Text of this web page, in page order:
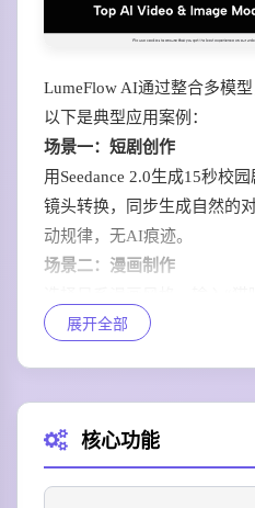
LumeFlow AI通过整合多模
以下是典型应用案例：
场景一：短剧创作
用Seedance 2.0生成15秒校
镜头转换，同步生成自然的
动规律，无AI痕迹。
场景二：漫画制作
带对话的分镜漫画，线条干
场景四：老照片修复
上传泛黄的家庭老照片，通
展开全部
核心功能